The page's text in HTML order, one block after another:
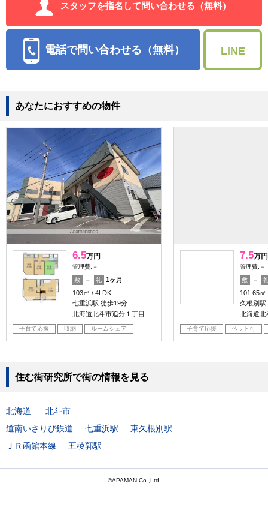
スタッフを指名して問い合わせる（無料）
電話で問い合わせる（無料） LINE
あなたにおすすめの物件
6.5万円
管理費:－
敷 － 礼
1ヶ月
103㎡
4LDK
七重浜駅 徒歩19分
北海道北斗市追分１丁目
子育て応援 収納 ルームシェア
7.5万円
管理費:－
敷 －
101.65㎡
久根別駅
北海道北
子育て応援 ペット可
住む街研究所で街の情報を見る
北海道
北斗市
道南いさりび鉄道
七重浜駅
東久根別駅
ＪＲ函館本線
五稜郭駅
©APAMAN Co.,Ltd.